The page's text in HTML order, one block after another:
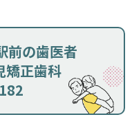
前の歯医者
矯正歯科